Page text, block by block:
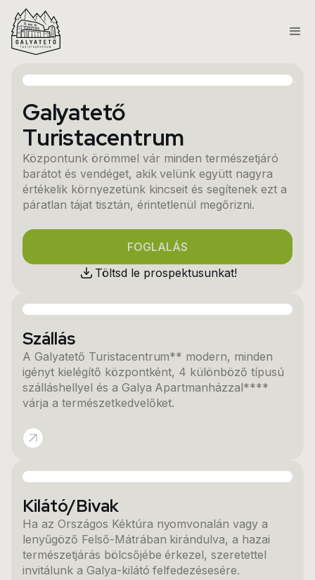
Galyatető
Turistacentrum
Központunk örömmel vár minden természetjáró
barátot és vendéget, akik velünk együtt nagyra
értékelik környezetünk kincseit és segítenek ezt a
páratlan tájat tisztán, érintetlenül megőrizni.
FOGLALÁS
Töltsd le prospektusunkat!
Szállás
A Galyatető Turistacentrum** modern, minden
igényt kielégítő központként, 4 különböző típusú
szálláshellyel és a Galya Apartmanházzal****
várja a természetkedvelőket.
Kilátó/Bivak
Ha az Országos Kéktúra nyomvonalán vagy a
lenyűgöző Felső-Mátrában kirándulva, a hazai
természetjárás bölcsőjébe érkezel, szeretettel
invitálunk a Galya-kilátó felfedezésesére.